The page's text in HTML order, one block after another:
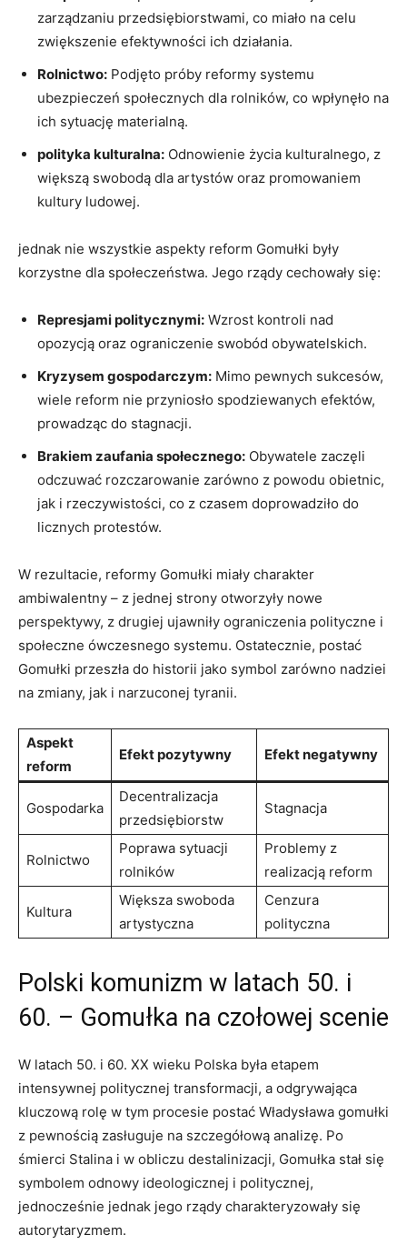
zarządzaniu przedsiębiorstwami, co miało na celu
zwiększenie efektywności ich działania.
Rolnictwo: Podjęto próby reformy systemu
ubezpieczeń społecznych dla rolników, co wpłynęło na
ich sytuację materialną.
polityka kulturalna: Odnowienie życia kulturalnego, z
większą swobodą dla artystów oraz promowaniem
kultury ludowej.
jednak nie wszystkie aspekty reform Gomułki były
korzystne dla społeczeństwa. Jego rządy cechowały się:
Represjami politycznymi: Wzrost kontroli nad
opozycją oraz ograniczenie swobód obywatelskich.
Kryzysem gospodarczym: Mimo pewnych sukcesów,
wiele reform nie przyniosło spodziewanych efektów,
prowadząc do stagnacji.
Brakiem zaufania społecznego: Obywatele zaczęli
odczuwać rozczarowanie zarówno z powodu obietnic,
jak i rzeczywistości, co z czasem doprowadziło do
licznych protestów.
W rezultacie, reformy Gomułki miały charakter
ambiwalentny – z jednej strony otworzyły nowe
perspektywy, z drugiej ujawniły ograniczenia polityczne i
społeczne ówczesnego systemu. Ostatecznie, postać
Gomułki przeszła do historii jako symbol zarówno nadziei
na zmiany, jak i narzuconej tyranii.
Aspekt
reform
Efekt pozytywny Efekt negatywny
Gospodarka
Decentralizacja
przedsiębiorstw
Stagnacja
Rolnictwo
Poprawa sytuacji
rolników
Problemy z
realizacją reform
Kultura
Większa swoboda
artystyczna
Cenzura
polityczna
Polski komunizm w latach 50. i
60. – Gomułka na czołowej scenie
W latach 50. i 60. XX wieku Polska była etapem
intensywnej politycznej transformacji, a odgrywająca
kluczową rolę w tym procesie postać Władysława gomułki
z pewnością zasługuje na szczegółową analizę. Po
śmierci Stalina i w obliczu destalinizacji, Gomułka stał się
symbolem odnowy ideologicznej i politycznej,
jednocześnie jednak jego rządy charakteryzowały się
autorytaryzmem.